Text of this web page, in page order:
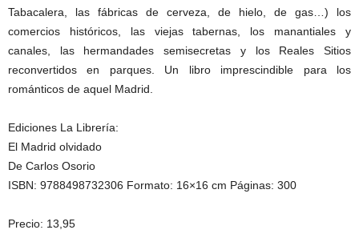
Tabacalera, las fábricas de cerveza, de hielo, de gas…) los
comercios históricos, las viejas tabernas, los manantiales y
canales, las hermandades semisecretas y los Reales Sitios
reconvertidos en parques. Un libro imprescindible para los
románticos de aquel Madrid.
Ediciones La Librería:
El Madrid olvidado
De Carlos Osorio
ISBN: 9788498732306 Formato: 16×16 cm Páginas: 300
Precio: 13,95